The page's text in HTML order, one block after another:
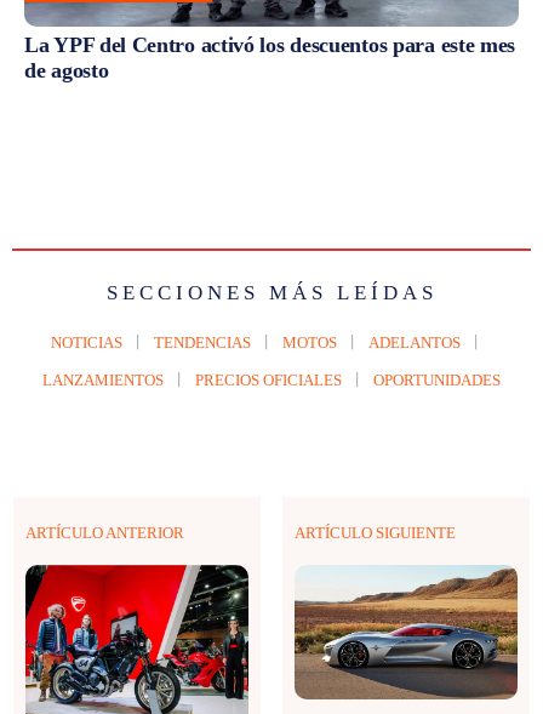
La YPF del Centro activó los descuentos para este mes
de agosto
SECCIONES MÁS LEÍDAS
NOTICIAS TENDENCIAS MOTOS ADELANTOS
LANZAMIENTOS PRECIOS OFICIALES OPORTUNIDADES
ARTÍCULO ANTERIOR ARTÍCULO SIGUIENTE